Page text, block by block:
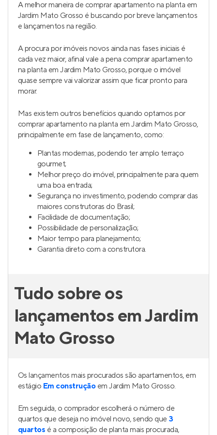
A melhor maneira de comprar apartamento na planta em
Jardim Mato Grosso é buscando por breve lançamentos
e lançamentos na região.
A procura por imóveis novos ainda nas fases iniciais é
cada vez maior, afinal vale a pena comprar apartamento
na planta em Jardim Mato Grosso, porque o imóvel
quase sempre vai valorizar assim que ficar pronto para
morar.
Mas existem outros benefícios quando optamos por
comprar apartamento na planta em Jardim Mato Grosso,
principalmente em fase de lançamento, como:
Plantas modernas, podendo ter amplo terraço
gourmet;
Melhor preço do imóvel, principalmente para quem
uma boa entrada;
Segurança no investimento, podendo comprar das
maiores construtoras do Brasil;
Facilidade de documentação;
Possibilidade de personalização;
Maior tempo para planejamento;
Garantia direto com a construtora.
Tudo sobre os
lançamentos em Jardim
Mato Grosso
Os lançamentos mais procurados são apartamentos, em
estágio Em construçãoem Jardim Mato Grosso.
Em seguida, o comprador escolherá o número de
quartos que deseja no imóvel novo, sendo que 3
quartos é a composição de planta mais procurada,